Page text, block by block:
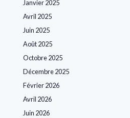
Janvier 2025
Avril 2025
Juin 2025
Août 2025
Octobre 2025
Décembre 2025
Février 2026
Avril 2026
Juin 2026